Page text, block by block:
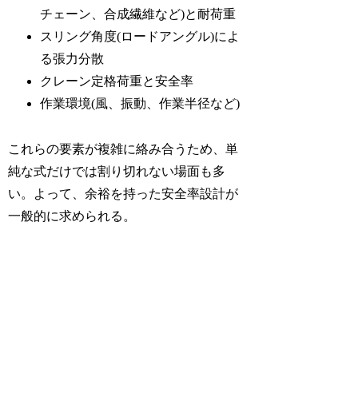
チェーン、合成繊維など)と耐荷重
スリング角度(ロードアングル)によ
る張力分散
クレーン定格荷重と安全率
作業環境(風、振動、作業半径など)
これらの要素が複雑に絡み合うため、単
純な式だけでは割り切れない場面も多
い。よって、余裕を持った安全率設計が
一般的に求められる。